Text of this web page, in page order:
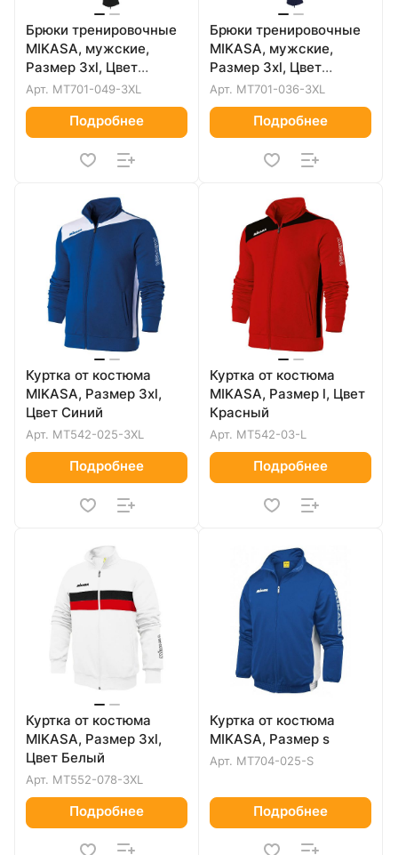
Брюки тренировочные
MIKASA, мужские,
Размер 3xl, Цвет
Черный
Арт. MT701-049-3XL
Подробнее
Брюки тренировочные
MIKASA, мужские,
Размер 3xl, Цвет
Темно-синий
Арт. MT701-036-3XL
Подробнее
Куртка от костюма
MIKASA, Размер 3xl,
Цвет Синий
Арт. MT542-025-3XL
Подробнее
Куртка от костюма
MIKASA, Размер l, Цвет
Красный
Арт. MT542-03-L
Подробнее
Куртка от костюма
MIKASA, Размер 3xl,
Цвет Белый
Арт. MT552-078-3XL
Подробнее
Куртка от костюма
MIKASA, Размер s
Арт. MT704-025-S
Подробнее